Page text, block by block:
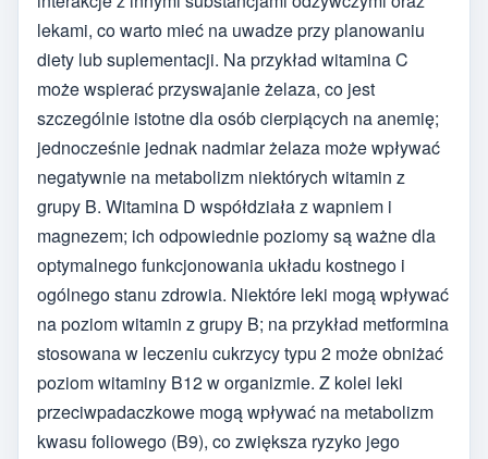
lekami, co warto mieć na uwadze przy planowaniu
diety lub suplementacji. Na przykład witamina C
może wspierać przyswajanie żelaza, co jest
szczególnie istotne dla osób cierpiących na anemię;
jednocześnie jednak nadmiar żelaza może wpływać
negatywnie na metabolizm niektórych witamin z
grupy B. Witamina D współdziała z wapniem i
magnezem; ich odpowiednie poziomy są ważne dla
optymalnego funkcjonowania układu kostnego i
ogólnego stanu zdrowia. Niektóre leki mogą wpływać
na poziom witamin z grupy B; na przykład metformina
stosowana w leczeniu cukrzycy typu 2 może obniżać
poziom witaminy B12 w organizmie. Z kolei leki
przeciwpadaczkowe mogą wpływać na metabolizm
kwasu foliowego (B9), co zwiększa ryzyko jego